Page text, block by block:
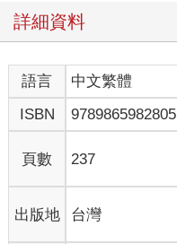
詳細資料
語言 中文繁體
ISBN
9789865982805
頁數 237
出版地 台灣